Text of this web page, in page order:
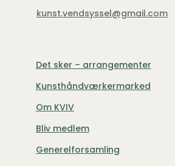
kunst.vendsyssel@gmail.com
Det sker – arrangementer
Kunsthåndværkermarked
Om KVIV
Bliv medlem
Generelforsamling